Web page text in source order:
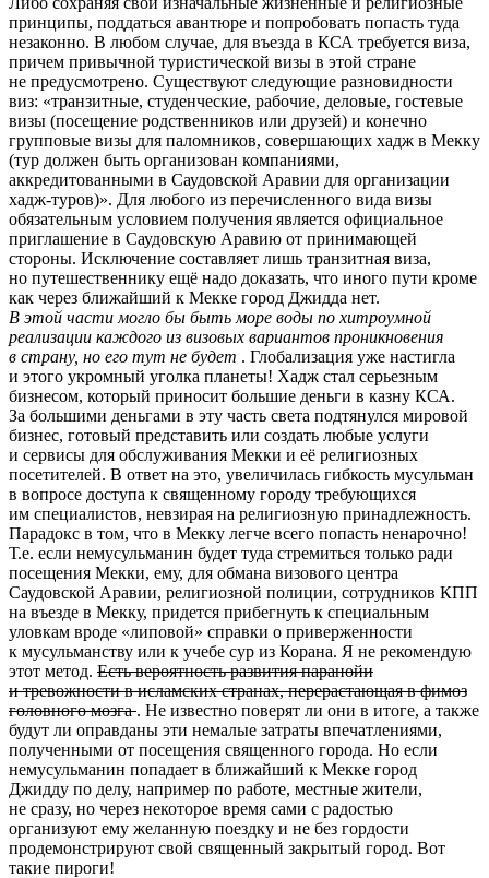
принципы, поддаться авантюре и попробовать попасть туда
незаконно. В любом случае, для въезда в КСА требуется виза,
причем привычной туристической визы в этой стране
не предусмотрено. Существуют следующие разновидности
виз: «транзитные, студенческие, рабочие, деловые, гостевые
визы (посещение родственников или друзей) и конечно
групповые визы для паломников, совершающих хадж в Мекку
(тур должен быть организован компаниями,
аккредитованными в Саудовской Аравии для организации
хадж-туров)». Для любого из перечисленного вида визы
обязательным условием получения является официальное
приглашение в Саудовскую Аравию от принимающей
стороны. Исключение составляет лишь транзитная виза,
но путешественнику ещё надо доказать, что иного пути кроме
как через ближайший к Мекке город Джидда нет.
В этой части могло бы быть море воды по хитроумной
реализации каждого из визовых вариантов проникновения
в страну, но его тут не будет . Глобализация уже настигла
и этого укромный уголка планеты! Хадж стал серьезным
бизнесом, который приносит большие деньги в казну КСА.
За большими деньгами в эту часть света подтянулся мировой
бизнес, готовый представить или создать любые услуги
и сервисы для обслуживания Мекки и её религиозных
посетителей. В ответ на это, увеличилась гибкость мусульман
в вопросе доступа к священному городу требующихся
им специалистов, невзирая на религиозную принадлежность.
Парадокс в том, что в Мекку легче всего попасть ненарочно!
Т.е. если немусульманин будет туда стремиться только ради
посещения Мекки, ему, для обмана визового центра
Саудовской Аравии, религиозной полиции, сотрудников КПП
на въезде в Мекку, придется прибегнуть к специальным
уловкам вроде «липовой» справки о приверженности
к мусульманству или к учебе сур из Корана. Я не рекомендую
этот метод. Есть вероятность развития паранойи
и тревожности в исламских странах, перерастающая в фимоз
головного мозга. Не известно поверят ли они в итоге, а также
будут ли оправданы эти немалые затраты впечатлениями,
полученными от посещения священного города. Но если
немусульманин попадает в ближайший к Мекке город
Джидду по делу, например по работе, местные жители,
не сразу, но через некоторое время сами с радостью
организуют ему желанную поездку и не без гордости
продемонстрируют свой священный закрытый город. Вот
такие пироги!